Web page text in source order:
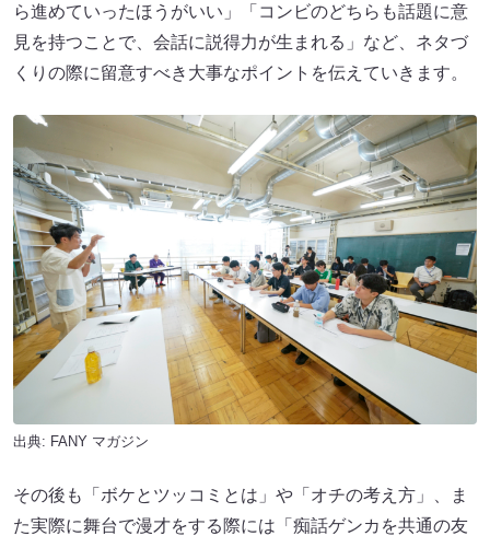
ら進めていったほうがいい」「コンビのどちらも話題に意
見を持つことで、会話に説得力が生まれる」など、ネタづ
くりの際に留意すべき大事なポイントを伝えていきます。
出典: FANY マガジン
その後も「ボケとツッコミとは」や「オチの考え方」、ま
た実際に舞台で漫才をする際には「痴話ゲンカを共通の友